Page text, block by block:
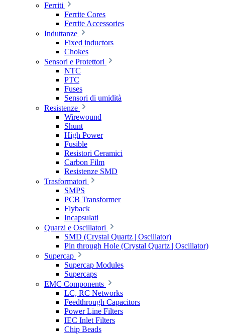
Ferriti
Ferrite Cores
Ferrite Accessories
Induttanze
Fixed inductors
Chokes
Sensori e Protettori
NTC
PTC
Fuses
Sensori di umidità
Resistenze
Wirewound
Shunt
High Power
Fusible
Resistori Ceramici
Carbon Film
Resistenze SMD
Trasformatori
SMPS
PCB Transformer
Flyback
Incapsulati
Quarzi e Oscillatori
SMD (Crystal Quartz | Oscillator)
Pin through Hole (Crystal Quartz | Oscillator)
Supercap
Supercap Modules
Supercaps
EMC Components
LC, RC Networks
Feedthrough Capacitors
Power Line Filters
IEC Inlet Filters
Chip Beads